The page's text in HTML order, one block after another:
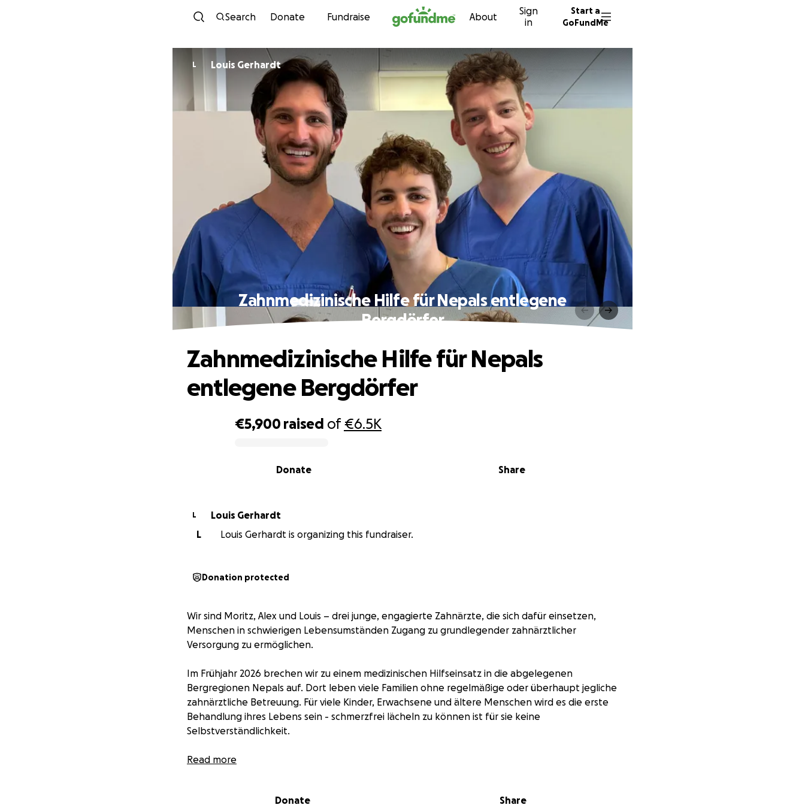
Skip to content
Search Donate Fundraise About
Sign
in
Start a
GoFundMe
L Louis Gerhardt
Zahnmedizinische Hilfe für Nepals entlegene
Bergdörfer
€5,900 raised of€6.5K
Share
Donate
Zahnmedizinische Hilfe für Nepals
entlegene Bergdörfer
L
Louis Gerhardt
L
Louis Gerhardt is organizing this fundraiser.
Donation protected
Wir sind Moritz, Alex und Louis – drei junge, engagierte Zahnärzte, die sich dafür einsetzen,
Menschen in schwierigen Lebensumständen Zugang zu grundlegender zahnärztlicher
Versorgung zu ermöglichen.
Im Frühjahr 2026 brechen wir zu einem medizinischen Hilfseinsatz in die abgelegenen
Bergregionen Nepals auf. Dort leben viele Familien ohne regelmäßige oder überhaupt jegliche
zahnärztliche Betreuung. Für viele Kinder, Erwachsene und ältere Menschen wird es die erste
Behandlung ihres Lebens sein - schmerzfrei lächeln zu können ist für sie keine
Selbstverständlichkeit.
Warum wir eure Unterstützung brauchen.
Read more
Donate Share